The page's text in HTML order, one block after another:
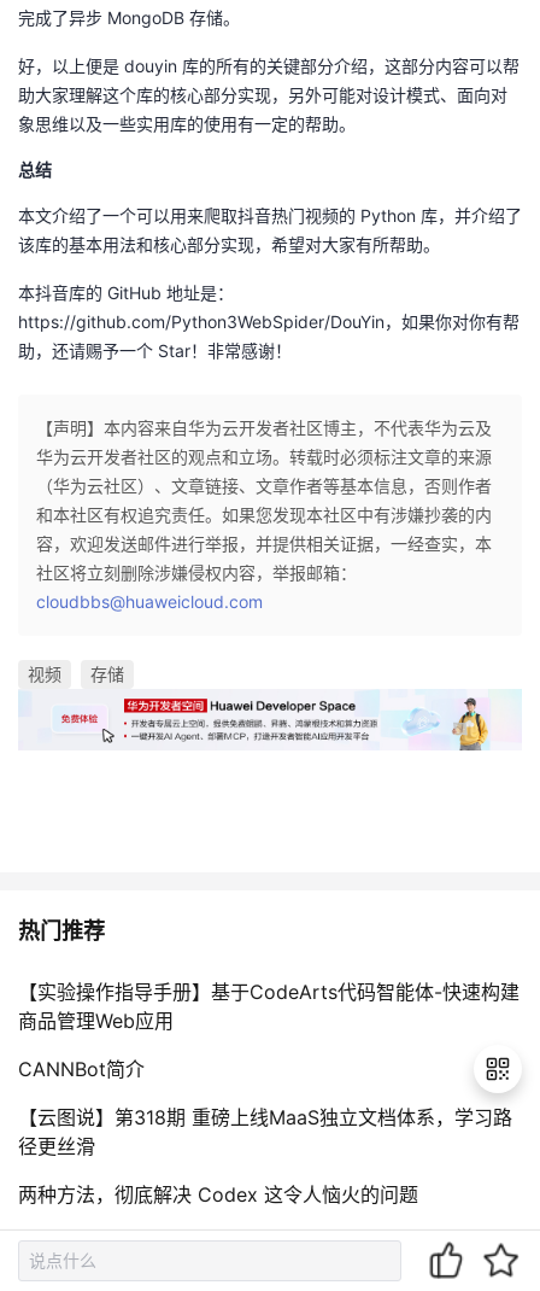
完成了异步 MongoDB 存储。
好，以上便是 douyin 库的所有的关键部分介绍，这部分内容可以帮
助大家理解这个库的核心部分实现，另外可能对设计模式、面向对
象思维以及一些实用库的使用有一定的帮助。
总结
本文介绍了一个可以用来爬取抖音热门视频的 Python 库，并介绍了
该库的基本用法和核心部分实现，希望对大家有所帮助。
本抖音库的 GitHub 地址是：
https://github.com/Python3WebSpider/DouYin，如果你对你有帮
助，还请赐予一个 Star！非常感谢！
【声明】本内容来自华为云开发者社区博主，不代表华为云及
华为云开发者社区的观点和立场。转载时必须标注文章的来源
（华为云社区）、文章链接、文章作者等基本信息，否则作者
和本社区有权追究责任。如果您发现本社区中有涉嫌抄袭的内
容，欢迎发送邮件进行举报，并提供相关证据，一经查实，本
社区将立刻删除涉嫌侵权内容，举报邮箱：
cloudbbs@huaweicloud.com
视频 存储
热门推荐
【实验操作指导手册】基于CodeArts代码智能体-快速构建
商品管理Web应用
CANNBot简介
【云图说】第318期 重磅上线MaaS独立文档体系，学习路
径更丝滑
两种方法，彻底解决 Codex 这令人恼火的问题
Build vs Plan：别再搞混了，OpenCode 两种模式的正确
打开方式